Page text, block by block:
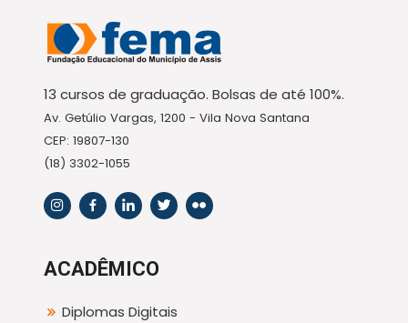
13 cursos de graduação. Bolsas de até 100%.
Av. Getúlio Vargas, 1200 - Vila Nova Santana
CEP: 19807-130
(18) 3302-1055
ACADÊMICO
Diplomas Digitais